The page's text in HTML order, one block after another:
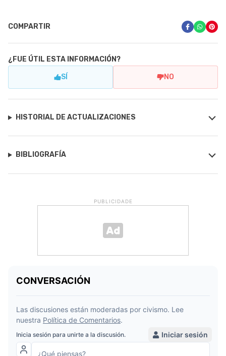
COMPARTIR
¿FUE ÚTIL ESTA INFORMACIÓN?
SÍ NO
HISTORIAL DE ACTUALIZACIONES
BIBLIOGRAFÍA
PUBLICIDADE